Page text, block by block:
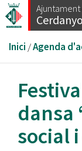
Vés
al
Esteu
aquí
Inici /Agenda
dansa
social